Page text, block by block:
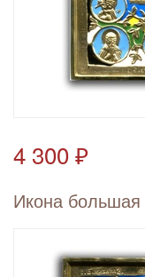
4 300 ₽
Икона